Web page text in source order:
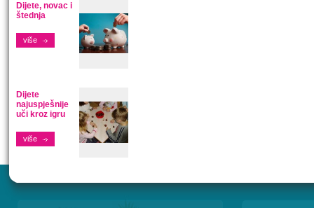
Dijete, novac i
štednja
više
Dijete
najuspješnije
uči kroz igru
više